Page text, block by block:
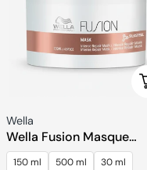
Fournisseur:
Wella
Wella Fusion Masque
Réparateur Intense
150 ml 500 ml 30 ml